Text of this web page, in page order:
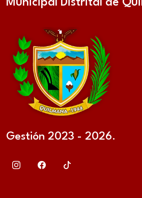
Municipal Distrital de
Gestión 2023 - 2026.